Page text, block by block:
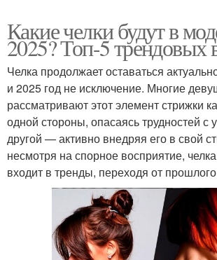
Какие челки будут в
2025? Топ-5 трендовых
Челка продолжает оставаться
и 2025 год не исключение. Многие
рассматривают этот элемент стрижки
одной стороны, опасаясь трудностей с
другой — активно внедряя его в свой
несмотря на спорное восприятие,
входит в тренды, переходя от